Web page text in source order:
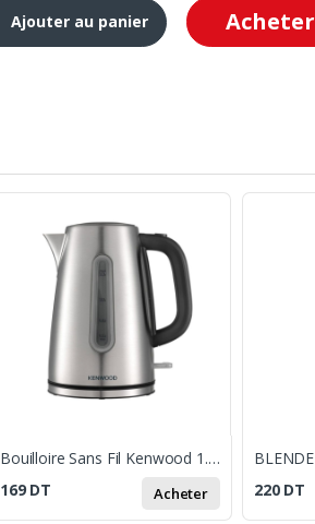
Ajouter au panier
Acheter
Bouilloire Sans Fil Kenwood 1.7L Inox
169 DT Acheter
220 DT